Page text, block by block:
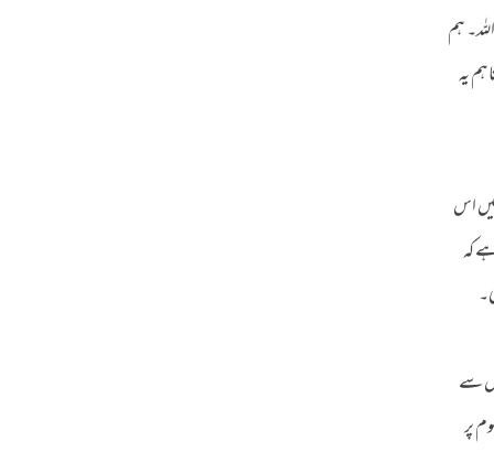
ہم
یہ
اس
کہ
سے
پر